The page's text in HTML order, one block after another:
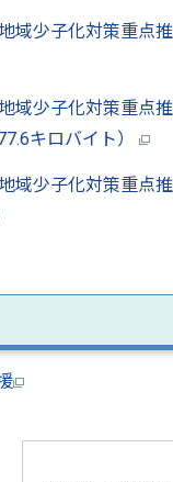
域少子化対策重点
域少子化対策重点
キロバイト）
域少子化対策重点